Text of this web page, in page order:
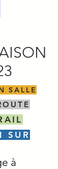
SALLE
SUR
à